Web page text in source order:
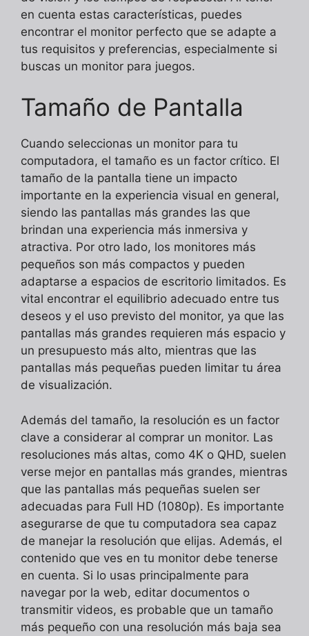
en cuenta estas características, puedes
encontrar el monitor perfecto que se adapte a
tus requisitos y preferencias, especialmente si
buscas un monitor para juegos.
Tamaño de Pantalla
Cuando seleccionas un monitor para tu
computadora, el tamaño es un factor crítico. El
tamaño de la pantalla tiene un impacto
importante en la experiencia visual en general,
siendo las pantallas más grandes las que
brindan una experiencia más inmersiva y
atractiva. Por otro lado, los monitores más
pequeños son más compactos y pueden
adaptarse a espacios de escritorio limitados. Es
vital encontrar el equilibrio adecuado entre tus
deseos y el uso previsto del monitor, ya que las
pantallas más grandes requieren más espacio y
un presupuesto más alto, mientras que las
pantallas más pequeñas pueden limitar tu área
de visualización.
Además del tamaño, la resolución es un factor
clave a considerar al comprar un monitor. Las
resoluciones más altas, como 4K o QHD, suelen
verse mejor en pantallas más grandes, mientras
que las pantallas más pequeñas suelen ser
adecuadas para Full HD (1080p). Es importante
asegurarse de que tu computadora sea capaz
de manejar la resolución que elijas. Además, el
contenido que ves en tu monitor debe tenerse
en cuenta. Si lo usas principalmente para
navegar por la web, editar documentos o
transmitir videos, es probable que un tamaño
más pequeño con una resolución más baja sea